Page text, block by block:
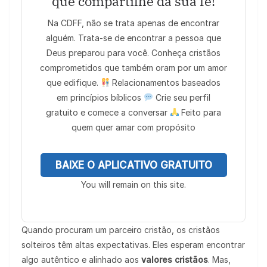
Na CDFF, não se trata apenas de encontrar
alguém. Trata-se de encontrar a pessoa que
Deus preparou para você. Conheça cristãos
comprometidos que também oram por um amor
que edifique.
Relacionamentos baseados
em princípios bíblicos
Crie seu perfil
gratuito e comece a conversar
Feito para
quem quer amar com propósito
BAIXE O APLICATIVO GRATUITO
You will remain on this site.
Quando procuram um parceiro cristão, os cristãos
solteiros têm altas expectativas. Eles esperam encontrar
algo autêntico e alinhado aos valores cristãos. Mas,